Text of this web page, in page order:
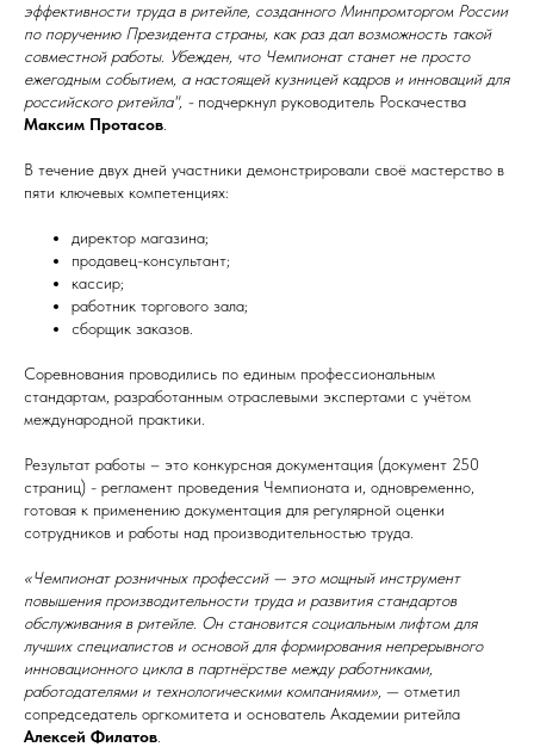
эффективности труда в ритейле, созданного Минпромторгом России
по поручению Президента страны, как раз дал возможность такой
совместной работы. Убежден, что Чемпионат станет не просто
ежегодным событием, а настоящей кузницей кадров и инноваций для
российского ритейла", - подчеркнул руководитель Роскачества
Максим Протасов
В течение двух дней участники демонстрировали своё мастерство в
пяти ключевых компетенциях:
директор магазина;
продавец-консультант;
кассир;
работник торгового зала;
сборщик заказов.
Соревнования проводились по единым профессиональным
стандартам, разработанным отраслевыми экспертами с учётом
международной практики.
Результат работы – это конкурсная документация (документ 250
страниц) - регламент проведения Чемпионата и, одновременно,
готовая к применению документация для регулярной оценки
сотрудников и работы над производительностью труда.
«Чемпионат розничных профессий — это мощный инструмент
повышения производительности труда и развития стандартов
обслуживания в ритейле. Он становится социальным лифтом для
лучших специалистов и основой для формирования непрерывного
инновационного цикла в партнёрстве между работниками,
работодателями и технологическими компаниями», — отметил
сопредседатель оргкомитета и основатель Академии ритейла
Алексей Филатов